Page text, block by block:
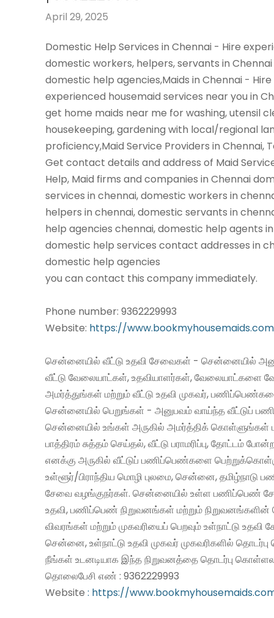
April 29, 2025
Domestic Help Services in Chennai - Hire
domestic workers, helpers, servants in
domestic help agencies,Maids in Chennai - Hire
experienced housemaid services near you in
get home maids near me for washing, utensil
housekeeping, gardening with local/regional
proficiency,Maid Service Providers in Chennai,
Get contact details and address of Maid
Help, Maid firms and companies in Chennai
services in chennai, domestic workers in
helpers in chennai, domestic servants in
help agencies chennai, domestic help agents
domestic help services contact addresses in
domestic help agencies
you can contact this company immediately.
Phone number: 9362229993
Website: https://
சென்னையில் வீட்டு உதவி சேவைகள் - சென்னையில்
வீட்டு வேலையாட்கள், உதவியாளர்கள், வேலையாட்களை
அமர்த்துங்கள் மற்றும் வீட்டு உதவி முகவர்,
சென்னையில் பெறுங்கள் - அனுபவம் வாய்ந்த வீட்டுப்
சென்னையில் உங்கள் அருகில் அமர்த்திக் கொள்ளுங்கள்
பாத்திரம் சுத்தம் செய்தல், வீட்டு பராமரிப்பு, தோட்டம்
எனக்கு அருகில் வீட்டுப் பணிப்பெண்களை
உள்ளூர்/பிராந்திய மொழி புலமை, சென்னை, தமிழ்நாடு
சேவை வழங்குநர்கள். சென்னையில் உள்ள பணிப்பெண்
உதவி, பணிப்பெண் நிறுவனங்கள் மற்றும் நிறுவனங்களின்
விவரங்கள் மற்றும் முகவரியைப் பெறவும் உள்நாட்டு உதவி
சென்னை, உள்நாட்டு உதவி முகவர் முகவரிகளில்
நீங்கள் உடனடியாக இந்த நிறுவனத்தை தொடர்பு
தொலைபேசி எண் : 9362229993
Website : https://